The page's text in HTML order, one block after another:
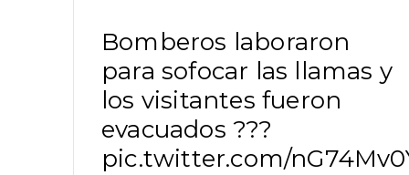
Bomberos laboraron
para sofocar las llamas y
los visitantes fueron
evacuados ???
pic.twitter.com/